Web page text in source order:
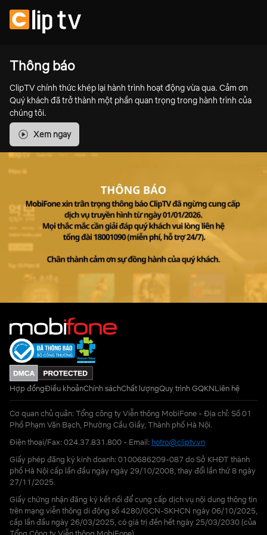
Thông báo
ClipTV chính thức khép lại hành trình hoạt động vừa qua. Cảm ơn
Quý khách đã trở thành một phần quan trọng trong hành trình của
chúng tôi.
Xem ngay
Hợp đồngĐiều khoảnChính sáchChất lượngQuy trình GQKNLiên hệ
Cơ quan chủ quản: Tổng công ty Viễn thông MobiFone - Địa chỉ: Số 01
Phố Phạm Văn Bạch, Phường Cầu Giấy, Thành phố Hà Nội.
Điện thoại/Fax: 024.37.831.800 - Email: hotro@cliptv.vn
Giấy phép đăng ký kinh doanh: 0100686209-087 do Sở KHĐT thành
phố Hà Nội cấp lần đầu ngày ngày 29/10/2008, thay đổi lần thứ 8 ngày
27/11/2025.
Giấy chứng nhận đăng ký kết nối để cung cấp dịch vụ nội dung thông tin
trên mạng viễn thông di động số 4280/GCN-SKHCN ngày 06/10/2025,
cấp lần đầu ngày 26/03/2025, có giá trị đến hết ngày 25/03/2030 (của